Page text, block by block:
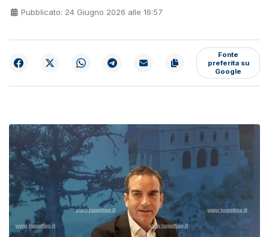
Pubblicato: 24 Giugno 2026 alle 16:57
Fonte
preferita su
Google